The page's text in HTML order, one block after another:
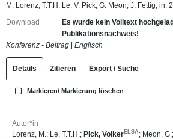
M. Lorenz, T.T.H. Le, V. Pick, G. Meon, J. Fettig, in:
Download
Es wurde kein Volltext
Publikationsnachweis!
Konferenz - Beitrag
Englisch
Details Zitieren Export / Suche
Markieren/ Markierung löschen
Autor*in
Lorenz, M.; Le, T.T.H.; Pick, Volker ELSA ; Meon, G.;